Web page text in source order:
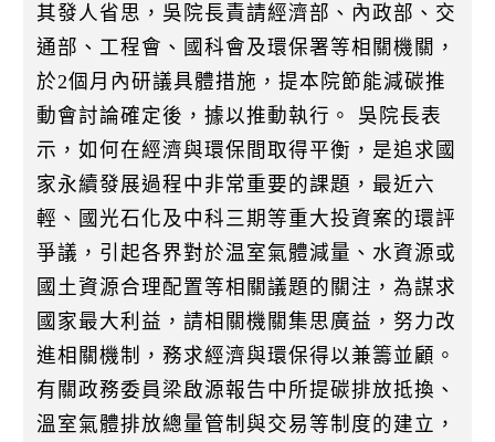
其發人省思，吳院長責請經濟部、內政部、交
通部、工程會、國科會及環保署等相關機關，
於2個月內研議具體措施，提本院節能減碳推
動會討論確定後，據以推動執行。 吳院長表
示，如何在經濟與環保間取得平衡，是追求國
家永續發展過程中非常重要的課題，最近六
輕、國光石化及中科三期等重大投資案的環評
爭議，引起各界對於温室氣體減量、水資源或
國土資源合理配置等相關議題的關注，為謀求
國家最大利益，請相關機關集思廣益，努力改
進相關機制，務求經濟與環保得以兼籌並顧。
有關政務委員梁啟源報告中所提碳排放抵換、
溫室氣體排放總量管制與交易等制度的建立，